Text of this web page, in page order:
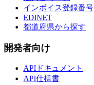
インボイス登録番号
EDINET
都道府県から探す
開発者向け
APIドキュメント
API仕様書